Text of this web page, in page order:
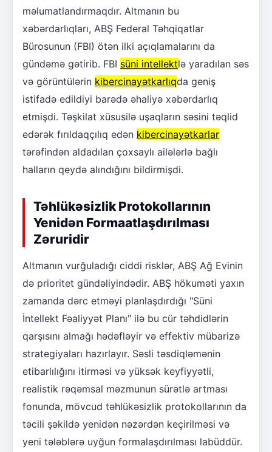
məlumatlandırmaqdır. Altmanın bu
xəbərdarlıqları, ABŞ Federal Təhqiqatlar
Bürosunun (FBI) ötən ilki açıqlamalarını da
gündəmə gətirib. FBI süni intellektlə yaradılan səs
və görüntülərin kibercinayətkarlıqda geniş
istifadə edildiyi barədə əhaliyə xəbərdarlıq
etmişdi. Təşkilat xüsusilə uşaqların səsini təqlid
edərək fırıldaqçılıq edən kibercinayətkarlar
tərəfindən aldadılan çoxsaylı ailələrlə bağlı
halların qeydə alındığını bildirmişdi.
Təhlükəsizlik Protokollarının
Yenidən Formaatlaşdırılması
Zəruridir
Altmanın vurğuladığı ciddi risklər, ABŞ Ağ Evinin
də prioritet gündəliyindədir. ABŞ hökuməti yaxın
zamanda dərc etməyi planlaşdırdığı "Süni
İntellekt Fəaliyyət Planı" ilə bu cür təhdidlərin
qarşısını almağı hədəfləyir və effektiv mübarizə
strategiyaları hazırlayır. Səsli təsdiqləmənin
etibarlılığını itirməsi və yüksək keyfiyyətli,
realistik rəqəmsal məzmunun sürətlə artması
fonunda, mövcud təhlükəsizlik protokollarının da
təcili şəkildə yenidən nəzərdən keçirilməsi və
yeni tələblərə uyğun formalaşdırılması labüddür.